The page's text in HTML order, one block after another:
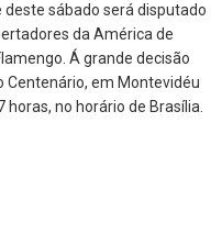
sábado será disputado
da América de
Á grande decisão
Centenário, em Montevidéu
horas, no horário de Brasília.